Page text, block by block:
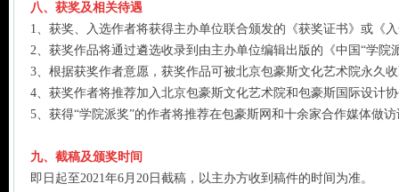
八、获奖及相关待遇
1、获奖、入选作者将获得主办单位联合颁发的《获奖证书》或《
2、获奖作品将通过遴选收录到由主办单位编辑出版的《中国“学院
3、根据获奖作者意愿，获奖作品可被北京包豪斯文化艺术院永久
4、获奖作者将推荐加入北京包豪斯文化艺术院和包豪斯国际设计
5、获得“学院派奖”的作者将推荐在包豪斯网和十余家合作媒体做
九、截稿及颁奖时间
即日起至2021年6月20日截稿，以主办方收到稿件的时间为准。